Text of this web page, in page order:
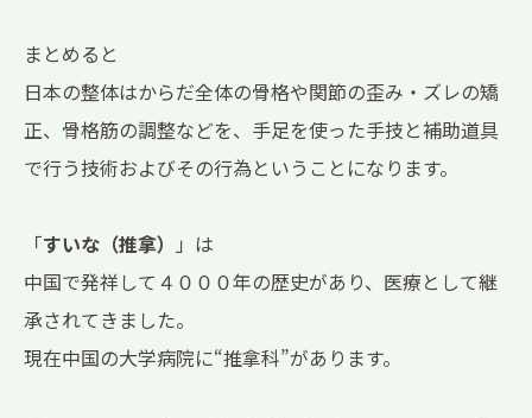
まとめると
日本の整体はからだ全体の骨格や関節の歪み・ズレの矯
正、 骨格筋の調整などを、手足を使った手技と補助道具
で行う技術およびその行為ということになります。
「すいな（推拿）
」は
中国で発祥して４０００年の歴史があり、医療として継
承されてきました。
現在中国の大学病院に“推拿科”があります。